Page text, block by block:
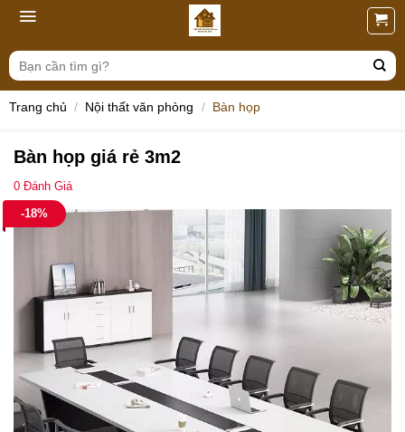
Skip
content
Tìm
kiếm:
Trang chủ / Nội thất văn phòng / Bàn họp
Bàn họp giá rẻ 3m2
0 Đánh Giá
-18%